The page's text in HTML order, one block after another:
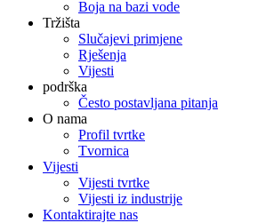
Boja na bazi vode
Tržišta
Slučajevi primjene
Rješenja
Vijesti
podrška
Često postavljana pitanja
O nama
Profil tvrtke
Tvornica
Vijesti
Vijesti tvrtke
Vijesti iz industrije
Kontaktirajte nas